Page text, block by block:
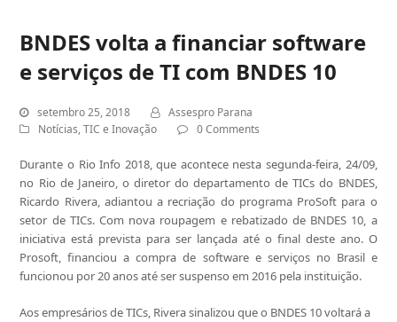
BNDES volta a financiar software
e serviços de TI com BNDES 10
setembro 25, 2018
Assespro Parana
Notícias,TIC e Inovação 0 Comments
Durante o Rio Info 2018, que acontece nesta segunda-feira, 24/09,
no Rio de Janeiro, o diretor do departamento de TICs do BNDES,
Ricardo Rivera, adiantou a recriação do programa ProSoft para o
setor de TICs. Com nova roupagem e rebatizado de BNDES 10, a
iniciativa está prevista para ser lançada até o final deste ano. O
Prosoft, financiou a compra de software e serviços no Brasil e
funcionou por 20 anos até ser suspenso em 2016 pela instituição.
Aos empresários de TICs, Rivera sinalizou que o BNDES 10 voltará a